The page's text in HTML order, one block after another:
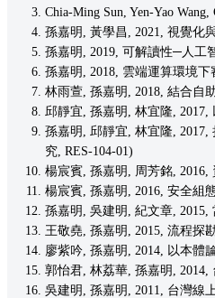
Chia-Ming Sun, Yen-Yao
孫嘉明, 黃學昌, 2021, 視覺化
孫嘉明, 2019, 可解讀性─人工
孫嘉明, 2018, 雲端運算環境
林雨萱, 孫嘉明, 2018, 結合自
邱靜宜, 孫嘉明, 林宜隆, 2017,
孫嘉明, 邱靜宜, 林宜隆, 2017,
究, RES-104-01)
楊宸賓, 孫嘉明, 周芳銘, 2016,
楊宸賓, 孫嘉明, 2016, 安全組
孫嘉明, 吳建明, 紀文章, 2015,
王敬堯, 孫嘉明, 2015, 流程探
廖紫吟, 孫嘉明, 2014, 以本體
郭怡君, 林荔華, 孫嘉明, 2014,
吳建明, 孫嘉明, 2011, 台灣線